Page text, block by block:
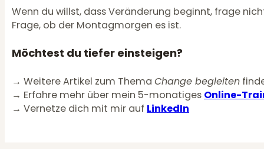
Wenn du willst, dass Veränderung beginnt, frage
Frage, ob der Montagmorgen es ist.
Möchtest du tiefer einsteigen?
→ Weitere Artikel zum Thema Change begleiten
→ Erfahre mehr über mein 5-monatiges Online-
→ Vernetze dich mit mir auf LinkedIn